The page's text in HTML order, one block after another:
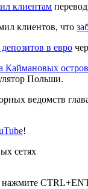
клиентам
клиентов, что
в евро
Каймановых
Польши.
ведомств
!
сетях
нажмите